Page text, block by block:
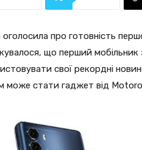
оголосила про готовність
що перший
свої рекордні
може стати гаджет від